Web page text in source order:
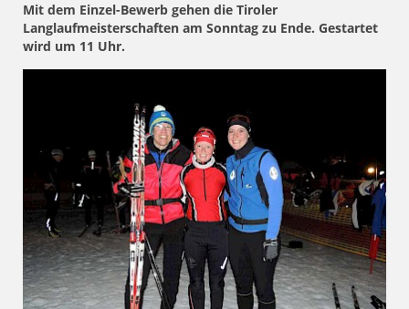
Mit dem Einzel-Bewerb gehen die Tiroler
Langlaufmeisterschaften am Sonntag zu Ende. Gestartet
wird um 11 Uhr.